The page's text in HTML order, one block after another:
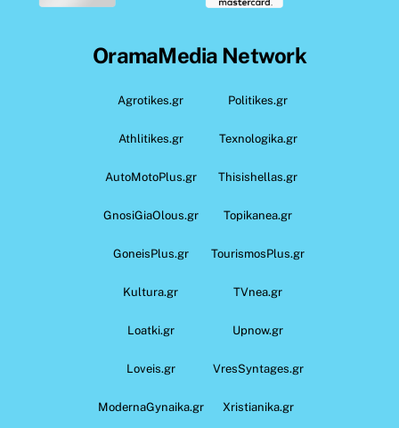
OramaMedia Network
Agrotikes.gr Politikes.gr
Athlitikes.gr Texnologika.gr
AutoMotoPlus.gr Thisishellas.gr
GnosiGiaOlous.gr Topikanea.gr
GoneisPlus.gr TourismosPlus.gr
Kultura.gr TVnea.gr
Loatki.gr Upnow.gr
Loveis.gr VresSyntages.gr
ModernaGynaika.gr Xristianika.gr